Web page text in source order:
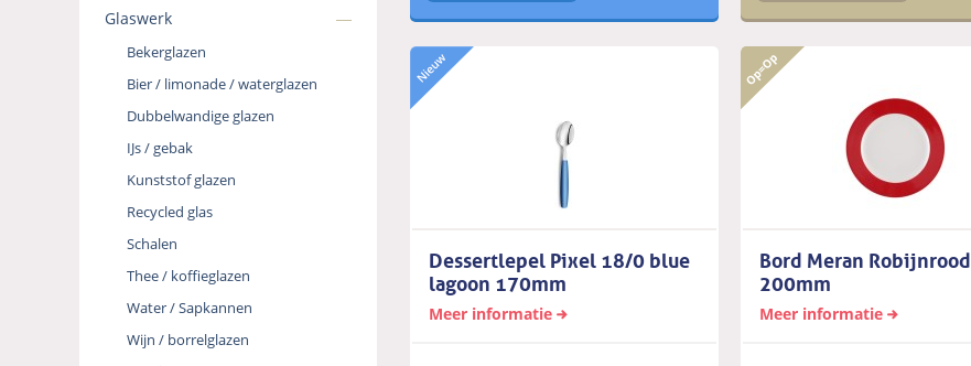
Glaswerk
Bekerglazen
Bier / limonade / waterglazen
Dubbelwandige glazen
IJs / gebak
Kunststof glazen
Recycled glas
Schalen
Thee / koffieglazen
Water / Sapkannen
Wijn / borrelglazen
Dessertlepel Pixel 18/0 blue
lagoon 170mm
Meer informatie
Bord Meran Robijnrood
200mm
Meer informatie